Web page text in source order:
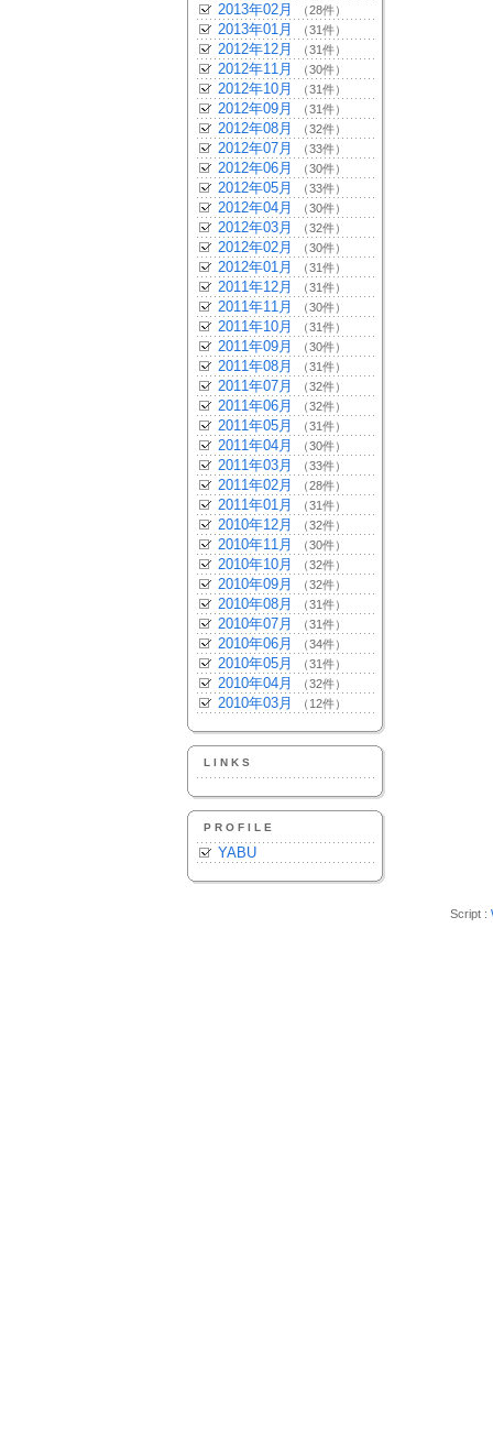
2013年02月 （28件）
2013年01月 （31件）
2012年12月 （31件）
2012年11月 （30件）
2012年10月 （31件）
2012年09月 （31件）
2012年08月 （32件）
2012年07月 （33件）
2012年06月 （30件）
2012年05月 （33件）
2012年04月 （30件）
2012年03月 （32件）
2012年02月 （30件）
2012年01月 （31件）
2011年12月 （31件）
2011年11月 （30件）
2011年10月 （31件）
2011年09月 （30件）
2011年08月 （31件）
2011年07月 （32件）
2011年06月 （32件）
2011年05月 （31件）
2011年04月 （30件）
2011年03月 （33件）
2011年02月 （28件）
2011年01月 （31件）
2010年12月 （32件）
2010年11月 （30件）
2010年10月 （32件）
2010年09月 （32件）
2010年08月 （31件）
2010年07月 （31件）
2010年06月 （34件）
2010年05月 （31件）
2010年04月 （32件）
2010年03月 （12件）
LINKS
PROFILE
YABU
Script :